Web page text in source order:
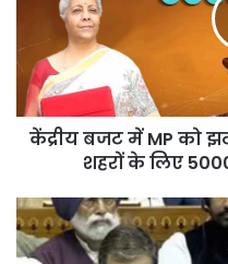
झटका:
7500
करोड़
की
कमी,
के
लिए
5000
केंद्रीय बजट में MP को
शहरों के लिए
चीन
पर
राहुल